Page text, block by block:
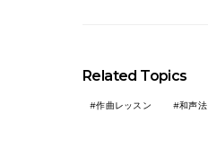
Related Topics
作曲レッスン 和声法